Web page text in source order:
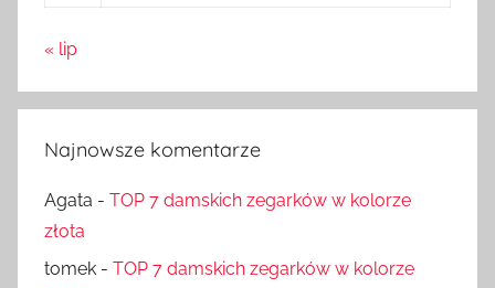
« lip
Najnowsze komentarze
Agata - TOP 7 damskich zegarków w kolorze
złota
tomek - TOP 7 damskich zegarków w kolorze